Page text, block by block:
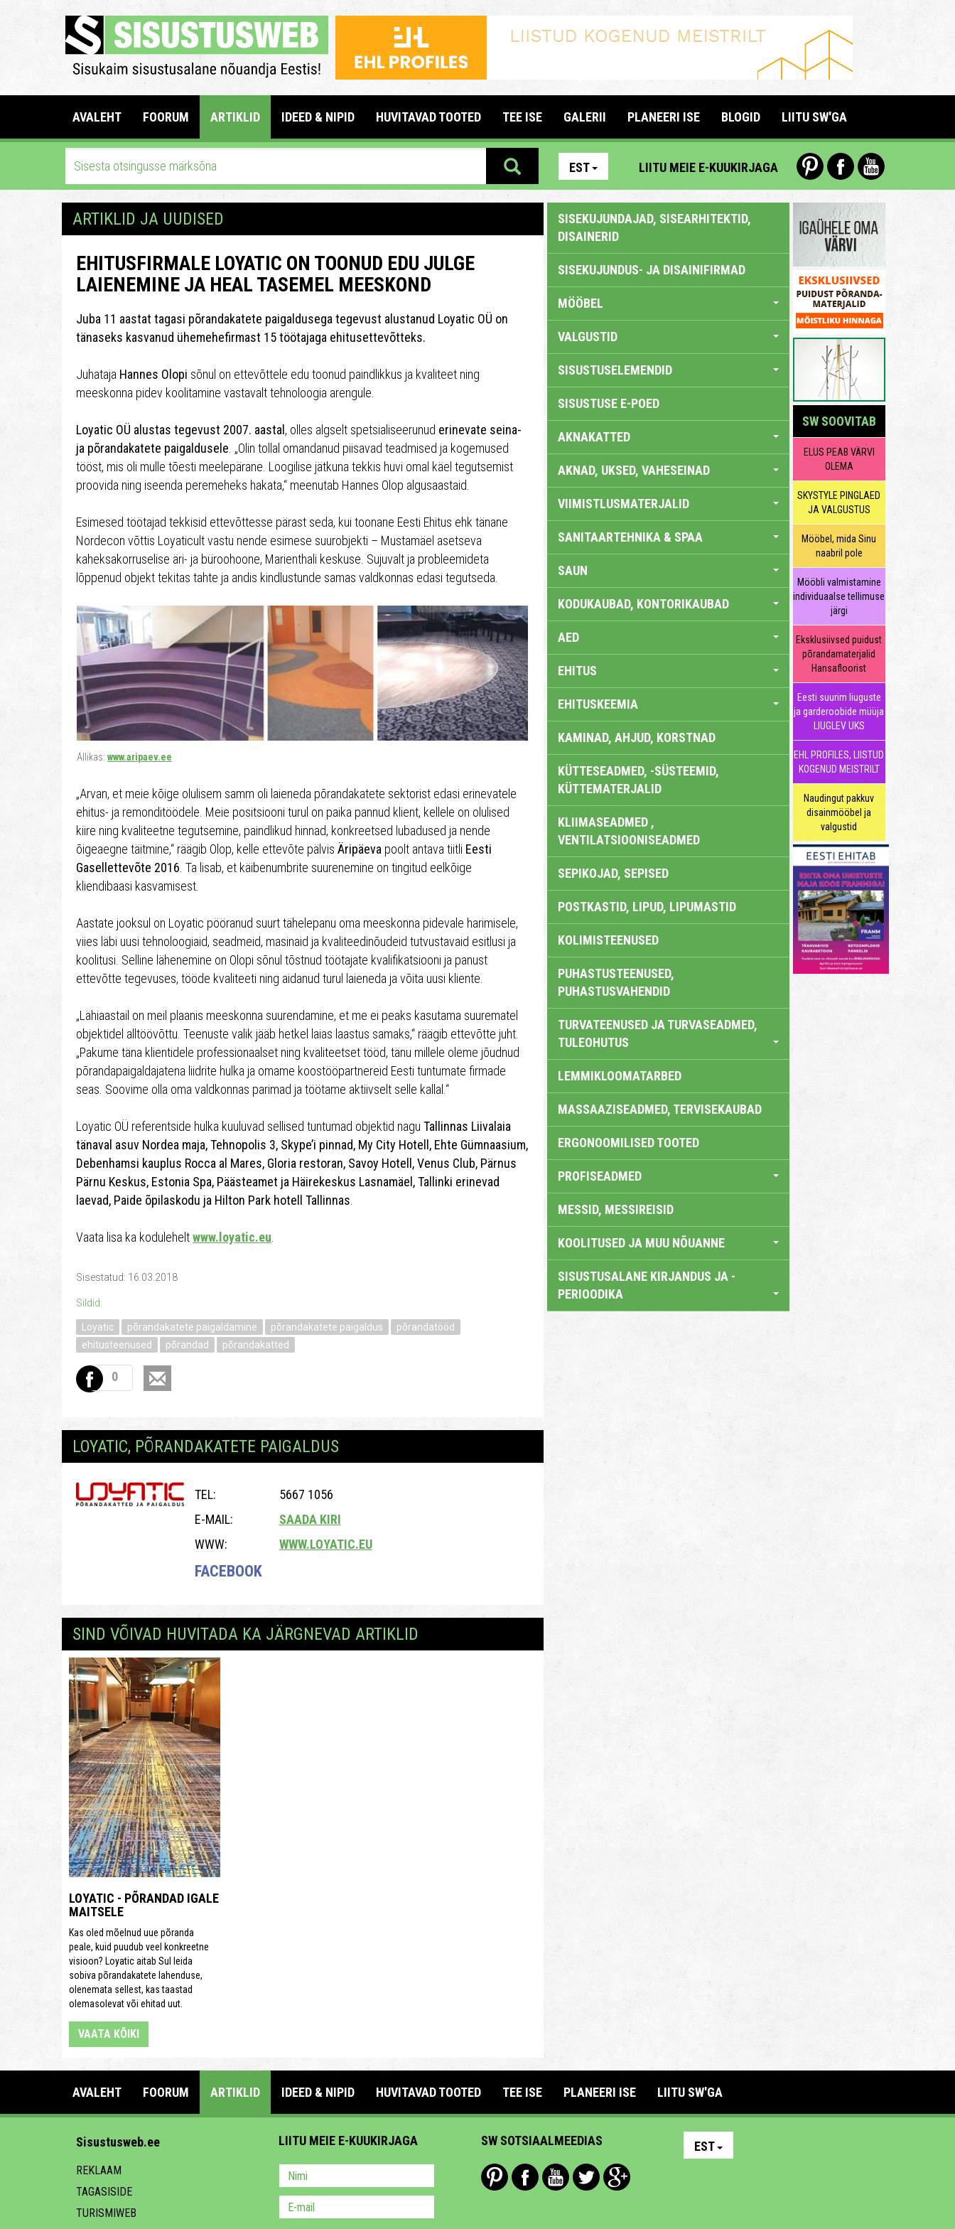
AVALEHT FOORUM ARTIKLID IDEED & NIPID HUVITAVAD TOOTED TEE ISE GALERII PLANEERI ISE BLOGID LIITU SW'GA
EST LIITU MEIE E-KUUKIRJAGA
ARTIKLID JA UUDISED
EHITUSFIRMALE LOYATIC ON TOONUD EDU JULGE
LAIENEMINE JA HEAL TASEMEL MEESKOND
Juba 11 aastat tagasi põranda­katete paigaldusega tegevust alustanud Loyatic OÜ on
tänaseks kasvanud ühemehefirmast 15 töötajaga ehitusettevõtteks.
Juhataja Hannes Olopi sõnul on ettevõttele edu toonud paindlikkus ja kvaliteet ning
meeskonna pidev koolitamine vastavalt tehnoloogia arengule.
Loyatic OÜ alustas tegevust 2007. aastal , olles algselt spetsialiseerunud erinevate seina-
ja põrandakatete paigaldusele . „Olin tollal omandanud piisavad teadmised ja kogemused
tööst, mis oli mulle tõesti meelepärane. Loogilise jätkuna tekkis huvi omal käel tegutsemist
proovida ning iseenda peremeheks hakata,“ meenutab Hannes Olop algusaastaid.
Esimesed töötajad tekkisid ettevõttesse pärast seda, kui toonane Eesti Ehitus ehk tänane
Nordecon võttis Loyaticult vastu nende esimese suurobjekti – Mustamäel asetseva
kaheksakorruselise äri- ja büroohoone, Marienthali keskuse. Sujuvalt ja probleemideta
lõppenud objekt tekitas tahte ja andis kindlustunde samas valdkonnas edasi tegutseda.
Allikas:www.aripaev.ee
„Arvan, et meie kõige olulisem samm oli laieneda põrandakatete sektorist edasi erinevatele
ehitus- ja remonditöödele. Meie positsiooni turul on paika pannud klient, kellele on olulised
kiire ning kvaliteetne tegutsemine, paindlikud hinnad, konkreetsed lubadused ja nende
õigeaegne täitmine,“ räägib Olop, kelle ettevõte pälvis Äripäeva poolt antava tiitli Eesti
Gasellettevõte 2016 . Ta lisab, et käibenumbrite suurenemine on tingitud eelkõige
kliendibaasi kasvamisest.
Aastate jooksul on Loyatic pööranud suurt tähelepanu oma meeskonna pidevale harimisele,
viies läbi uusi tehnoloogiaid, seadmeid, masinaid ja kvaliteedinõudeid tutvustavaid esitlusi ja
koolitusi. Selline lähenemine on Olopi sõnul tõstnud töötajate kvalifikatsiooni ja panust
ettevõtte tegevuses, tööde kvaliteeti ning aidanud turul laieneda ja võita uusi kliente.
„Lähiaastail on meil plaanis meeskonna suurendamine, et me ei peaks kasutama suurematel
objektidel alltöövõttu. Teenuste valik jääb hetkel laias laastus samaks,“ räägib ettevõtte juht.
„Pakume täna klientidele professionaalset ning kvaliteetset tööd, tänu millele oleme jõudnud
põrandapaigaldajatena liidrite hulka ja omame koostööpartnereid Eesti tuntumate firmade
seas. Soovime olla oma valdkonnas parimad ja töötame aktiivselt selle kallal.“
Loyatic OÜ referentside hulka kuuluvad sellised tuntumad objektid nagu Tallinnas Liivalaia
tänaval asuv Nordea maja, Tehnopolis 3, Skype’i pinnad, My City Hotell, Ehte Gümnaasium,
Debenhamsi kauplus Rocca al Mares, Gloria restoran, Savoy Hotell, Venus Club, Pärnus
Pärnu Keskus, Estonia Spa, Päästeamet ja Häirekeskus Lasna­mäel, Tallinki erinevad
laevad, Paide õpilaskodu ja Hilton Park hotell Tallinnas
Vaata lisa ka koduleheltwww.loyatic.eu
Sisestatud: 16.03.2018
Sildid:
Loyatic põrandakatete paigaldamine põrandakatete paigaldus
põrandatööd
ehitusteenused
põrandad põrandakatted
0
LOYATIC, PÕRANDAKATETE PAIGALDUS
TEL:
5667 1056
E-MAIL:
SAADA KIRI
WWW:
WWW.LOYATIC.EU
FACEBOOK
SIND VÕIVAD HUVITADA KA JÄRGNEVAD ARTIKLID
LOYATIC - PÕRANDAD IGALE
MAITSELE
Kas oled mõelnud uue põranda
peale, kuid puudub veel konkreetne
visioon? Loyatic aitab Sul leida
sobiva põrandakatete lahenduse,
olenemata sellest, kas taastad
olemasolevat või ehitad uut.
VAATA KÕIKI
SISEKUJUNDAJAD, SISEARHITEKTID,
DISAINERID
SISEKUJUNDUS- JA DISAINIFIRMAD
MÖÖBEL
VALGUSTID
SISUSTUSELEMENDID
SISUSTUSE E-POED
AKNAKATTED
AKNAD, UKSED, VAHESEINAD
VIIMISTLUSMATERJALID
SANITAARTEHNIKA & SPAA
SAUN
KODUKAUBAD, KONTORIKAUBAD
AED
EHITUS
EHITUSKEEMIA
KAMINAD, AHJUD, KORSTNAD
KÜTTESEADMED, -SÜSTEEMID,
KÜTTEMATERJALID
KLIIMASEADMED ,
VENTILATSIOONISEADMED
SEPIKOJAD, SEPISED
POSTKASTID, LIPUD, LIPUMASTID
KOLIMISTEENUSED
PUHASTUSTEENUSED,
PUHASTUSVAHENDID
TURVATEENUSED JA TURVASEADMED,
TULEOHUTUS
LEMMIKLOOMATARBED
MASSAAZISEADMED, TERVISEKAUBAD
ERGONOOMILISED TOOTED
PROFISEADMED
MESSID, MESSIREISID
KOOLITUSED JA MUU NÕUANNE
SISUSTUSALANE KIRJANDUS JA -
PERIOODIKA
SW SOOVITAB
ELUS PEAB VÄRVI
OLEMA
SKYSTYLE PINGLAED
JA VALGUSTUS
Mööbel, mida Sinu
naabril pole
Mööbli valmistamine
individuaalse tellimuse
järgi
Eksklusiivsed puidust
põrandamaterjalid
Hansafloorist
Eesti suurim liuguste
ja garderoobide müüja
LIUGLEV UKS
EHL PROFILES, LIISTUD
KOGENUD MEISTRILT
Naudingut pakkuv
disainmööbel ja
valgustid
AVALEHT FOORUM ARTIKLID IDEED & NIPID HUVITAVAD TOOTED TEE ISE PLANEERI ISE LIITU SW'GA
Sisustusweb.ee
REKLAAM
TAGASISIDE
TURISMIWEB
LIITU MEIE E-KUUKIRJAGA SW SOTSIAALMEEDIAS EST